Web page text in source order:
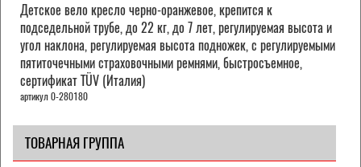
Детское вело кресло черно-оранжевое, крепится к
подседельной трубе, до 22 кг, до 7 лет, регулируемая высота и
угол наклона, регулируемая высота подножек, с регулируемыми
пятиточечными страховочными ремнями, быстросъемное,
cертификат TÜV (Италия)
артикул 0-280180
ТОВАРНАЯ ГРУППА